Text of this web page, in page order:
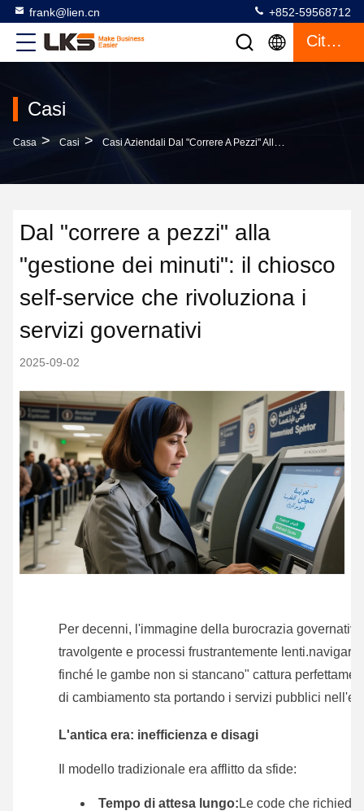
frank@lien.cn +852-59568712
Citazione
Casi
Casa > Casi > Casi Aziendali Dal "correre A Pezzi" Alla "gestione Dei Minuti": Il Chiosco Self-Service Che Rivoluziona I Servizi Governativi
Dal "correre a pezzi" alla
"gestione dei minuti": il chiosco
self-service che rivoluziona i
servizi governativi
2025-09-02
Per decenni, l'immagine della burocrazia
travolgente e processi frustrantemente
finché le gambe non si stancano" cattura
di cambiamento sta portando i servizi pubblici
L'antica era: inefficienza e disagi
Il modello tradizionale era afflitto da sfide:
Tempo di attesa lungo: Le code che